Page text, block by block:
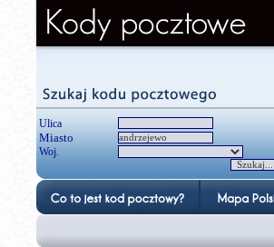
Ulica
Miasto
Woj.